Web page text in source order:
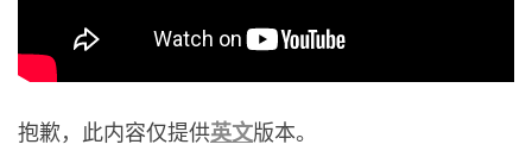
抱歉，此内容仅提供英文版本。